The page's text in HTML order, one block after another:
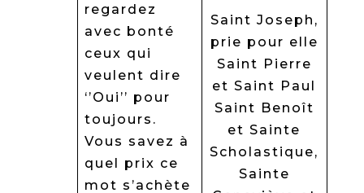
regardez
avec bonté
ceux qui
veulent dire
‘’Oui’’ pour
toujours.
Vous savez à
quel prix ce
mot s’achète
Saint Joseph,
prie pour elle
Saint Pierre
et Saint Paul
Saint Benoît
et Sainte
Scholastique,
Sainte